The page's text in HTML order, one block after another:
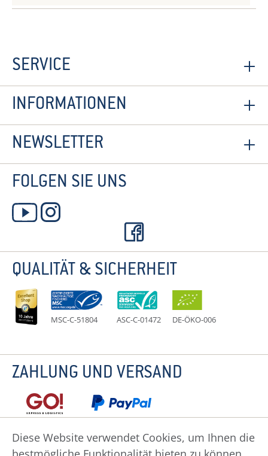
SERVICE
INFORMATIONEN
NEWSLETTER
FOLGEN SIE UNS
QUALITÄT & SICHERHEIT
MSC-C-51804 ASC-C-01472 DE-ÖKO-006
ZAHLUNG UND VERSAND
Diese Website verwendet Cookies, um Ihnen die